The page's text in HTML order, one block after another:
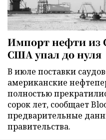
Импорт нефти из
США упал до нуля
В июле поставки
американские
полностью
сорок лет, сообщает
предварительные
правительства.